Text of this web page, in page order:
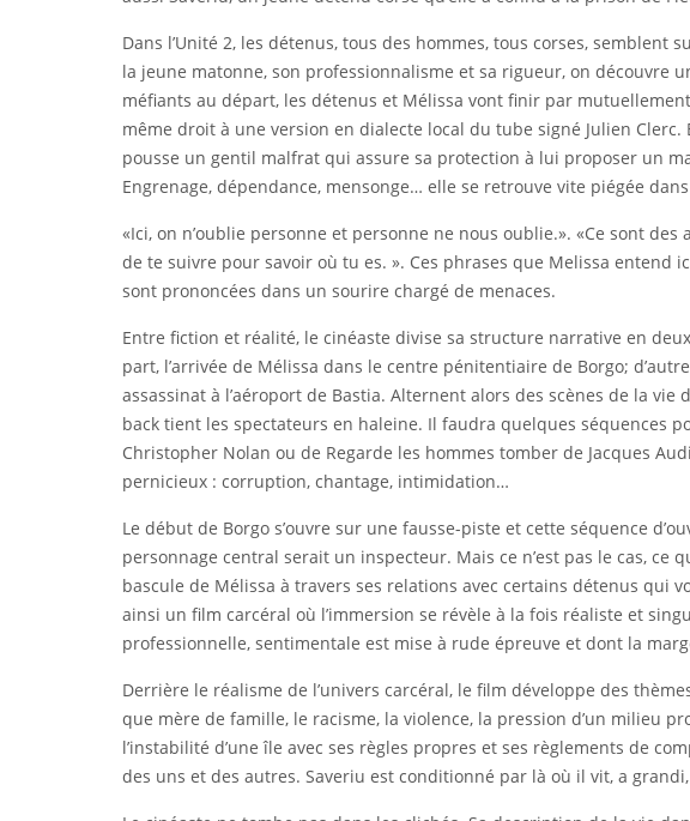
Dans l’Unité 2, les détenus, tous des hommes, tous corses,
la jeune matonne, son professionnalisme et sa rigueur, on découvre
méfiants au départ, les détenus et Mélissa vont finir par
même droit à une version en dialecte local du tube signé Julien
pousse un gentil malfrat qui assure sa protection à lui proposer un
Engrenage, dépendance, mensonge… elle se retrouve vite piégée
«Ici, on n’oublie personne et personne ne nous oublie.». «Ce sont des
de te suivre pour savoir où tu es. ». Ces phrases que Melissa entend
sont prononcées dans un sourire chargé de menaces.
Entre fiction et réalité, le cinéaste divise sa structure narrative en
part, l’arrivée de Mélissa dans le centre pénitentiaire de Borgo;
assassinat à l’aéroport de Bastia. Alternent alors des scènes de la
back tient les spectateurs en haleine. Il faudra quelques séquences
Christopher Nolan ou de Regarde les hommes tomber de Jacques
pernicieux : corruption, chantage, intimidation…
Le début de Borgo s’ouvre sur une fausse-piste et cette séquence
personnage central serait un inspecteur. Mais ce n’est pas le cas, ce
bascule de Mélissa à travers ses relations avec certains détenus qui
ainsi un film carcéral où l’immersion se révèle à la fois réaliste et
professionnelle, sentimentale est mise à rude épreuve et dont la
Derrière le réalisme de l’univers carcéral, le film développe des
que mère de famille, le racisme, la violence, la pression d’un milieu
l’instabilité d’une île avec ses règles propres et ses règlements de
des uns et des autres. Saveriu est conditionné par là où il vit, a